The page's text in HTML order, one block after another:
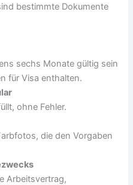
bestimmte Dokumente
sechs Monate gültig sein
für Visa enthalten.
ohne Fehler.
die den Vorgaben
Arbeitsvertrag,